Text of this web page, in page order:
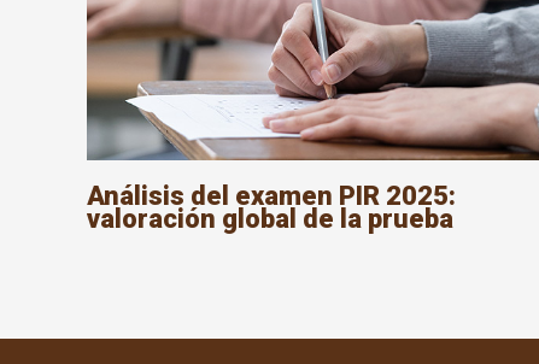
Análisis del examen PIR 2025:
valoración global de la prueba